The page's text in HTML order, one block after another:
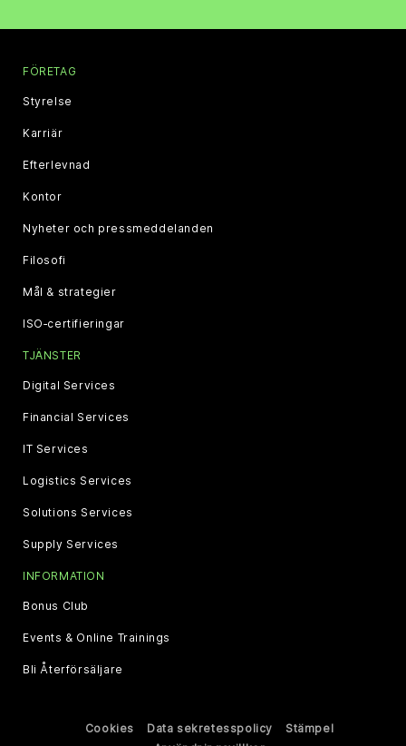
FÖRETAG
Styrelse
Karriär
Efterlevnad
Kontor
Nyheter och pressmeddelanden
Filosofi
Mål & strategier
ISO‑certifieringar
TJÄNSTER
Digital Services
Financial Services
IT Services
Logistics Services
Solutions Services
Supply Services
INFORMATION
Bonus Club
Events & Online Trainings
Bli Återförsäljare
Cookies Data sekretesspolicy
Stämpel